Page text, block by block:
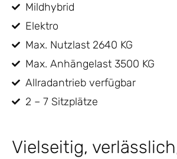
Mildhybrid
Elektro
Max. Nutzlast 2640 KG
Max. Anhängelast 3500 KG
Allradantrieb verfügbar
2 – 7 Sitzplätze
Vielseitig,